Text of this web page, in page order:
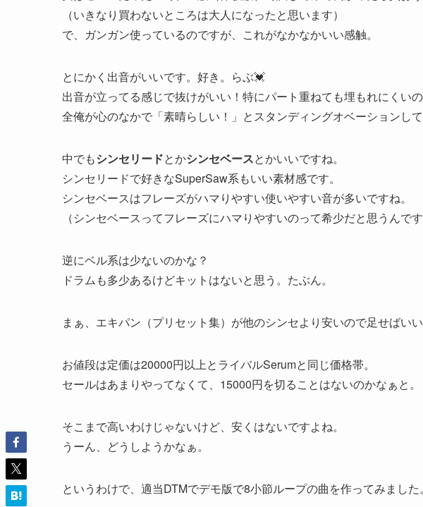
（いきなり買わないところは大人になったと思います）
で、ガンガン使っているのですが、これがなかなかいい感触。
とにかく出音がいいです。好き。らぶ💓
出音が立ってる感じで抜けがいい！特にパート重ねても埋もれにくいの
全俺が心のなかで 「素晴らしい！」 とスタンディングオベーションして
中でもシンセリードとかシンセベースとかいいですね。
シンセリードで好きなSuperSaw系もいい素材感です。
シンセベースはフレーズがハマりやすい使いやすい音が多いですね。
（シンセベースってフレーズにハマりやすいのって希少だと思うんです
逆にベル系は少ないのかな？
ドラムも多少あるけどキットはないと思う。たぶん。
まぁ、エキパン（プリセット集）が他のシンセより安いので足せばいい
お値段は定価は20000円以上とライバルSerumと同じ価格帯。
セールはあまりやってなくて、15000円を切ることはないのかなぁと。
そこまで高いわけじゃないけど、安くはないですよね。
うーん、どうしようかなぁ。
というわけで、適当DTMでデモ版で8小節ループの曲を作ってみました。